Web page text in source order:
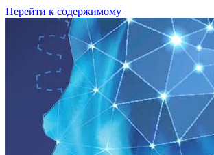
Перейти к содержимому